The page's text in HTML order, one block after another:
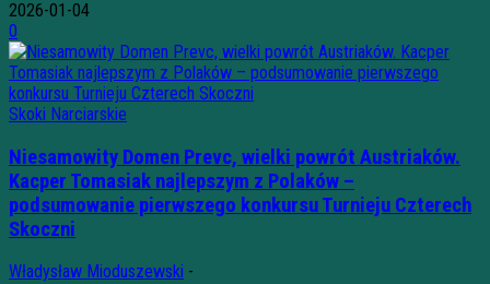
2026-01-04
0
Skoki Narciarskie
Niesamowity Domen Prevc, wielki powrót Austriaków.
Kacper Tomasiak najlepszym z Polaków –
podsumowanie pierwszego konkursu Turnieju Czterech
Skoczni
Władysław Mioduszewski -